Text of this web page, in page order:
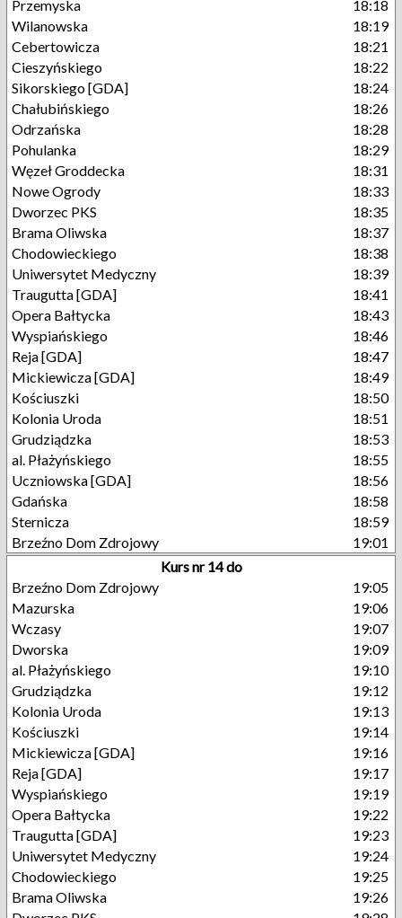
Przemyska
18:18
Wilanowska
18:19
Cebertowicza
18:21
Cieszyńskiego
18:22
Sikorskiego [GDA]
18:24
Chałubińskiego
18:26
Odrzańska
18:28
Pohulanka
18:29
Węzeł Groddecka
18:31
Nowe Ogrody
18:33
Dworzec PKS
18:35
Brama Oliwska
18:37
Chodowieckiego
18:38
Uniwersytet Medyczny
18:39
Traugutta [GDA]
18:41
Opera Bałtycka
18:43
Wyspiańskiego
18:46
Reja [GDA]
18:47
Mickiewicza [GDA]
18:49
Kościuszki
18:50
Kolonia Uroda
18:51
Grudziądzka
18:53
al. Płażyńskiego
18:55
Uczniowska [GDA]
18:56
Gdańska
18:58
Sternicza
18:59
Brzeźno Dom Zdrojowy
19:01
Kurs nr 14 do
Brzeźno Dom Zdrojowy
19:05
Mazurska
19:06
Wczasy
19:07
Dworska
19:09
al. Płażyńskiego
19:10
Grudziądzka
19:12
Kolonia Uroda
19:13
Kościuszki
19:14
Mickiewicza [GDA]
19:16
Reja [GDA]
19:17
Wyspiańskiego
19:19
Opera Bałtycka
19:22
Traugutta [GDA]
19:23
Uniwersytet Medyczny
19:24
Chodowieckiego
19:25
Brama Oliwska
19:26